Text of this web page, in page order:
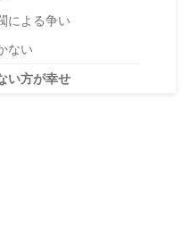
による争い
ない
い方が幸せ